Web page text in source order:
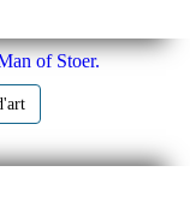
of Stoer.